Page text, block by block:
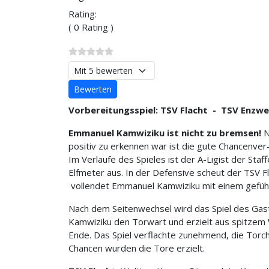
Rating:
( 0 Rating )
Bitte bewerten
Vorbereitungsspiel: TSV Flacht - TSV
Emmanuel Kamwiziku ist nicht zu bremsen!
positiv zu erkennen war ist die gute
Im Verlaufe des Spieles ist der A-Ligist der
Elfmeter aus. In der Defensive scheut der TSV
vollendet Emmanuel Kamwiziku mit einem
Nach dem Seitenwechsel wird das Spiel des
Kamwiziku den Torwart und erzielt aus
Ende. Das Spiel verflachte zunehmend, die
Chancen wurden die Tore erzielt.